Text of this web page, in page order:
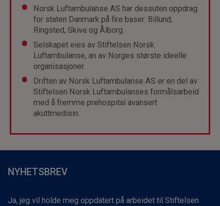
Norsk Luftambulanse AS har dessuten oppdrag
for staten Danmark på fire baser: Billund,
Ringsted, Skive og Ålborg.
Selskapet eies av Stiftelsen Norsk
Luftambulanse, an av Norges største ideelle
organisasjoner.
Driften av Norsk Luftambulanse AS er en del av
Stiftelsen Norsk Luftambulanses formålsarbeid
med å fremme prehospital avansert
akuttmedisin.
NYHETSBREV
Ja, jeg vil holde meg oppdatert på arbeidet til Stiftelsen